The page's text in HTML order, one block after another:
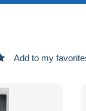
Add to my